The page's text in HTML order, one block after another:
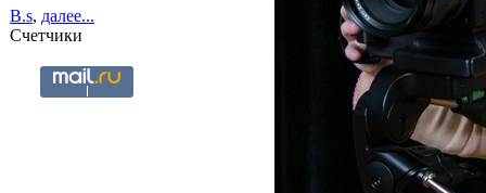
B.s, далее...
Счетчики